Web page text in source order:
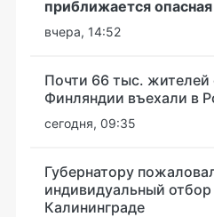
приближается опасная
вчера, 14:52
Почти 66 тыс. жителей
Финляндии въехали в
сегодня, 09:35
Губернатору
индивидуальный отбор
Калининграде